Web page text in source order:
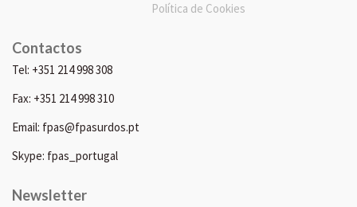
Política de Cookies
Contactos
Tel: +351 214 998 308
Fax: +351 214 998 310
Email: fpas@fpasurdos.pt
Skype: fpas_portugal
Newsletter